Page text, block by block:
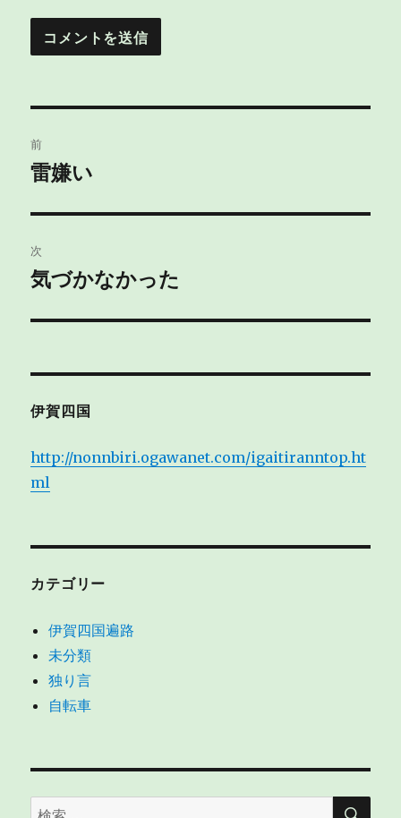
稿
ビ
ゲ
ー
ン
前
過
の
投
稿:
雷嫌い
次
次
投
気づかなかった
伊賀四国
http://nonnbiri.ogawanet.com/igaitiranntop.ht
ml
カテゴリー
伊賀四国遍路
未分類
独り言
自転車
検
検